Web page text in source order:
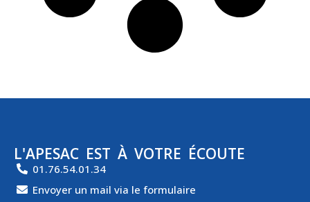
L'APESAC EST À VOTRE ÉCOUTE
01.76.54.01.34
Envoyer un mail via le formulaire